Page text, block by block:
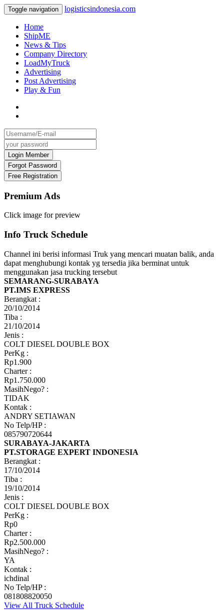
Toggle navigation logisticsindonesia.com
Home
ShipME
News & Tips
Company Directory
LoadMyTruck
Advertising
Post Advertising
Play & Fun
Premium Ads
Click image for preview
Info Truck Schedule
Channel ini berisi informasi Truk yang mencari muatan balik, anda
dapat menghubungi kontak yg tersedia jika berminat untuk
menggunakan jasa trucking tersebut
SEMARANG-SURABAYA
PT.IMS EXPRESS
Berangkat :
20/10/2014
Tiba :
21/10/2014
Jenis :
COLT DIESEL DOUBLE BOX
PerKg :
Rp1.900
Charter :
Rp1.750.000
MasihNego? :
TIDAK
Kontak :
ANDRY SETIAWAN
No Telp/HP :
085790720644
SURABAYA-JAKARTA
PT.STORAGE EXPERT INDONESIA
Berangkat :
17/10/2014
Tiba :
19/10/2014
Jenis :
COLT DIESEL DOUBLE BOX
PerKg :
Rp0
Charter :
Rp2.500.000
MasihNego? :
YA
Kontak :
ichdinal
No Telp/HP :
081808820050
View All Truck Schedule